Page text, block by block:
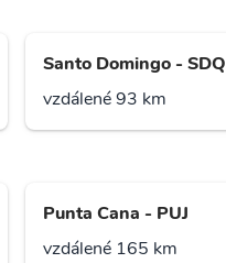
Santo Domingo - SDQ
vzdálené 93 km
Punta Cana - PUJ
vzdálené 165 km